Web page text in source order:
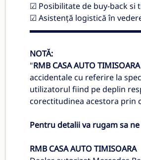
☑ Posibilitate de buy-back si
☑ Asistență logistică în
NOTĂ:
"RMB CASA AUTO TIMISOARA
accidentale cu referire la
utilizatorul fiind pe deplin
corectitudinea acestora prin
Pentru detalii va rugam sa
RMB CASA AUTO TIMISOARA